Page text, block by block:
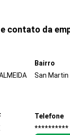
contato da
Bairro
San Martin
Telefone
**********